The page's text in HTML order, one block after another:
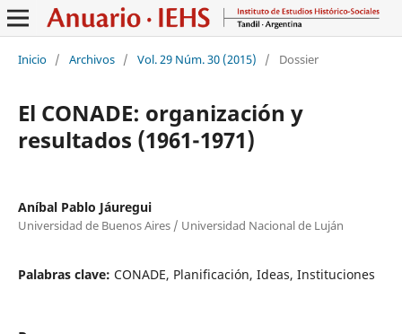
Inicio / Archivos / Vol. 29 Núm. 30 (2015) / Dossier
El CONADE: organización y
resultados (1961-1971)
Aníbal Pablo Jáuregui
Universidad de Buenos Aires / Universidad Nacional de Luján
Palabras clave: CONADE, Planificación, Ideas, Instituciones